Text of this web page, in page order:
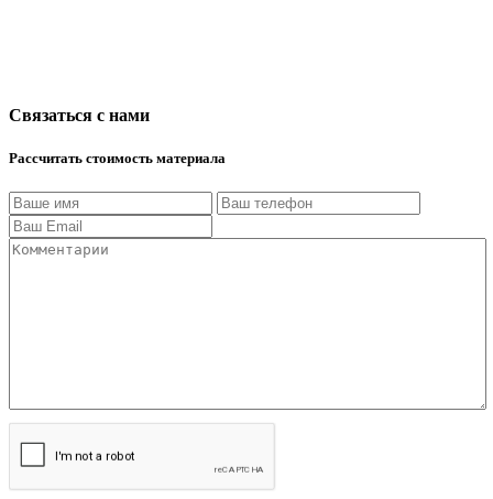
Связаться с нами
Рассчитать стоимость материала